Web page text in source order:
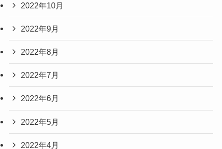
2022年10月
2022年9月
2022年8月
2022年7月
2022年6月
2022年5月
2022年4月